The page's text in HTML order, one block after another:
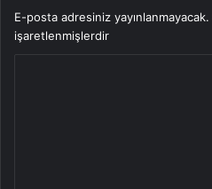
E-posta adresiniz yayınlanmayacak.
işaretlenmişlerdir